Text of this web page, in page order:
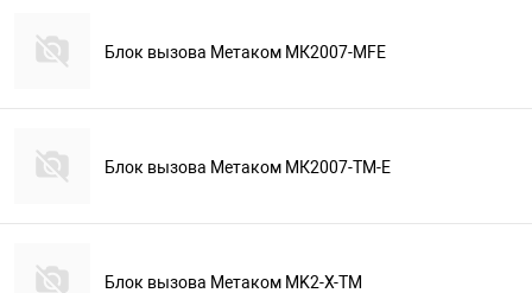
Блок вызова Метаком МК2007-MFЕ
Блок вызова Метаком МК2007-ТМ-Е
Блок вызова Метаком MK2-X-TM